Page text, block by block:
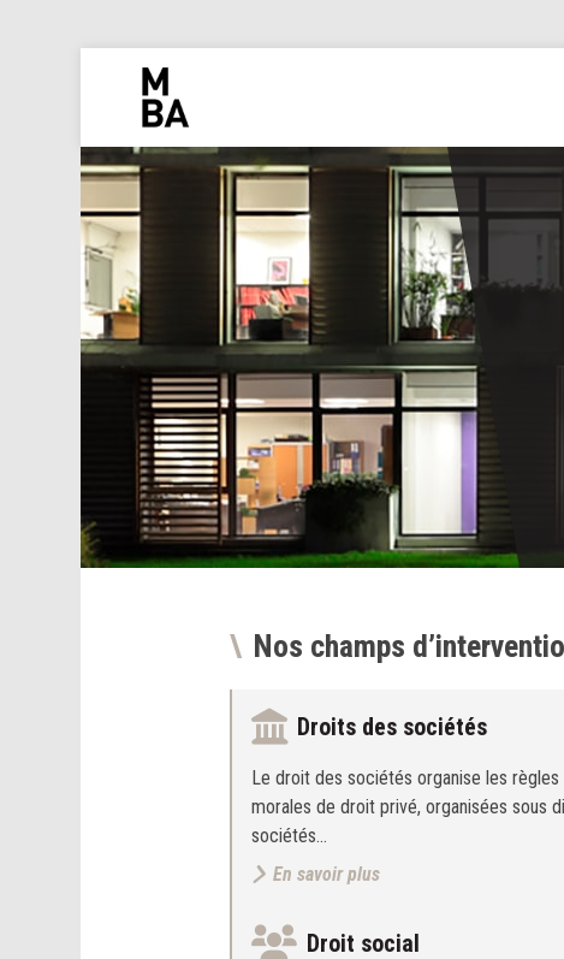
Nos champs
Droits des sociétés
Le droit des sociétés organise les règles
morales de droit privé, organisées sous
sociétés…
En savoir plus
Droit social